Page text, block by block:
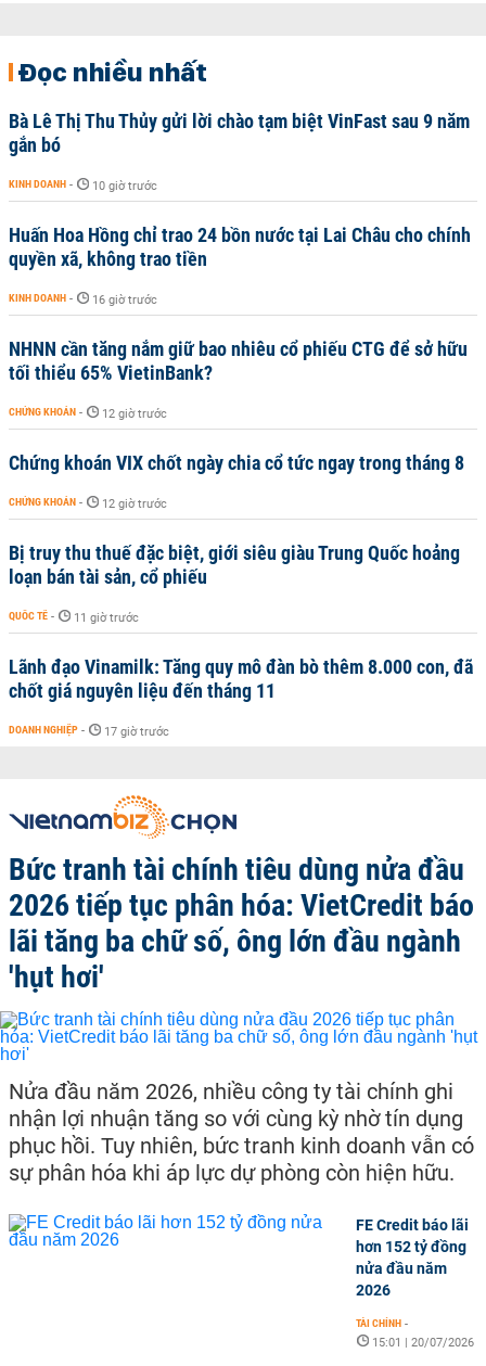
Đọc nhiều nhất
Bà Lê Thị Thu Thủy gửi lời chào tạm biệt VinFast sau 9 năm
gắn bó
KINH DOANH - 10 giờ trước
Huấn Hoa Hồng chỉ trao 24 bồn nước tại Lai Châu cho chính
quyền xã, không trao tiền
KINH DOANH - 16 giờ trước
NHNN cần tăng nắm giữ bao nhiêu cổ phiếu CTG để sở hữu
tối thiểu 65% VietinBank?
CHỨNG KHOÁN - 12 giờ trước
Chứng khoán VIX chốt ngày chia cổ tức ngay trong tháng 8
CHỨNG KHOÁN - 12 giờ trước
Bị truy thu thuế đặc biệt, giới siêu giàu Trung Quốc hoảng
loạn bán tài sản, cổ phiếu
QUỐC TẾ - 11 giờ trước
Lãnh đạo Vinamilk: Tăng quy mô đàn bò thêm 8.000 con, đã
chốt giá nguyên liệu đến tháng 11
DOANH NGHIỆP - 17 giờ trước
Bức tranh tài chính tiêu dùng nửa đầu
2026 tiếp tục phân hóa: VietCredit báo
lãi tăng ba chữ số, ông lớn đầu ngành
'hụt hơi'
Nửa đầu năm 2026, nhiều công ty tài chính ghi
nhận lợi nhuận tăng so với cùng kỳ nhờ tín dụng
phục hồi. Tuy nhiên, bức tranh kinh doanh vẫn có
sự phân hóa khi áp lực dự phòng còn hiện hữu.
FE Credit báo lãi
hơn 152 tỷ đồng
nửa đầu năm
2026
TÀI CHÍNH -
15:01 | 20/07/2026